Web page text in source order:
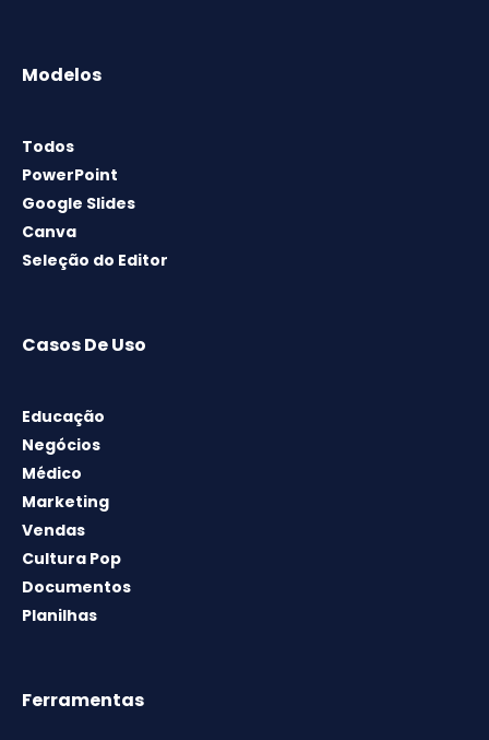
Modelos
Todos
PowerPoint
Google Slides
Canva
Seleção do Editor
Casos De Uso
Educação
Negócios
Médico
Marketing
Vendas
Cultura Pop
Documentos
Planilhas
Ferramentas